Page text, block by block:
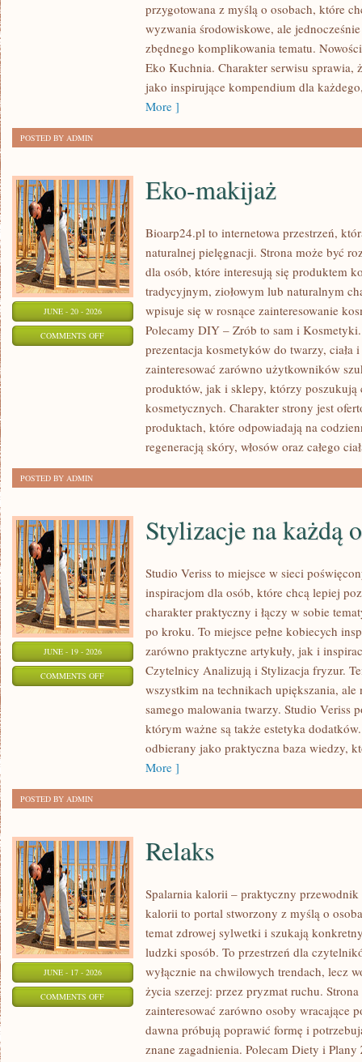
przygotowana z myślą o osobach, które
wyzwania środowiskowe, ale
zbędnego komplikowania tematu.
Eko Kuchnia. Charakter serwisu sprawia,
jako inspirujące kompendium dla
More ]
POSTED BY ADMIN
JUNE - 20 - 2026
COMMENTS OFFON
Eko-makijaż
Bioarp24.pl to internetowa przestrzeń,
naturalnej pielęgnacji. Strona może być
dla osób, które interesują się produktem
tradycyjnym, ziołowym lub naturalnym
wpisuje się w rosnące zainteresowanie
Polecamy DIY – Zrób to sam i
prezentacja kosmetyków do twarzy, ciała
zainteresować zarówno użytkowników
produktów, jak i sklepy, którzy poszukują
kosmetycznych. Charakter strony jest
produktach, które odpowiadają na
regeneracją skóry, włosów oraz całego
POSTED BY ADMIN
JUNE - 19 - 2026
COMMENTS OFFON
STYLIZACJE
Stylizacje na każdą
Studio Veriss to miejsce w sieci
inspiracjom dla osób, które chcą lepiej
charakter praktyczny i łączy w sobie
po kroku. To miejsce pełne kobiecych
zarówno praktyczne artykuły, jak i
Czytelnicy Analizują i Stylizacja fryzur.
wszystkim na technikach upiększania, ale
samego malowania twarzy. Studio Veriss
którym ważne są także estetyka
odbierany jako praktyczna baza wiedzy,
More ]
POSTED BY ADMIN
JUNE - 17 - 2026
COMMENTS OFFON
Relaks
Spalarnia kalorii – praktyczny
kalorii to portal stworzony z myślą o
temat zdrowej sylwetki i szukają
ludzki sposób. To przestrzeń dla
wyłącznie na chwilowych trendach, lecz
życia szerzej: przez pryzmat ruchu.
zainteresować zarówno osoby wracające
dawna próbują poprawić formę i
znane zagadnienia. Polecam Diety i